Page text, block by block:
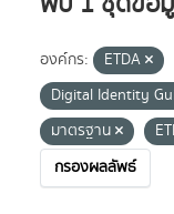
องค์กร: ETDA
Digital Identity
มาตรฐาน
กรองผลลัพธ์